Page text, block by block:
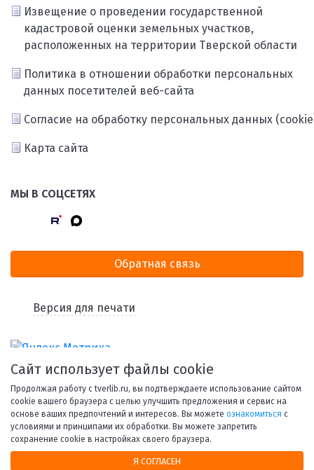
Извещение о проведении государственной
кадастровой оценки земельных участков,
расположенных на территории Тверской области
Политика в отношении обработки персональных
данных посетителей веб-сайта
Согласие на обработку персональных данных
Карта сайта
МЫ В СОЦСЕТЯХ
Обратная связь
Версия для печати
© 1998-2026 Тверская областная библиотека им. А. М.
Горького.
Сайт использует файлы cookie
Продолжая работу с tverlib.ru, вы подтверждаете использование сайтом
cookie вашего браузера с целью улучшить предложения и сервис на
основе ваших предпочтений и интересов. Вы можете ознакомиться с
условиями и принципами их обработки. Вы можете запретить
сохранение cookie в настройках своего браузера.
Я СОГЛАСЕН